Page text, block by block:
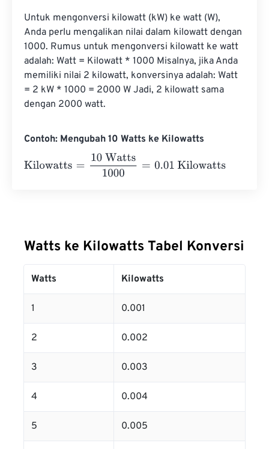
Untuk mengonversi kilowatt (kW) ke watt (W),
Anda perlu mengalikan nilai dalam kilowatt dengan
1000. Rumus untuk mengonversi kilowatt ke watt
adalah: Watt = Kilowatt * 1000 Misalnya, jika Anda
memiliki nilai 2 kilowatt, konversinya adalah: Watt
= 2 kW * 1000 = 2000 W Jadi, 2 kilowatt sama
dengan 2000 watt.
Contoh: Mengubah 10 Watts ke Kilowatts
Kilowatts = 10 Watts1000=0.01 Kilowatts
Watts ke Kilowatts Tabel Konversi
Watts Kilowatts
1 0.001
2 0.002
3 0.003
4 0.004
5 0.005